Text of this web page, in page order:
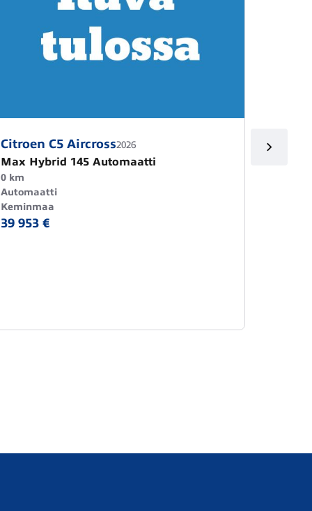
Citroen C5 Aircross2026
Max Hybrid 145 Automaatti
0 km
Automaatti
Keminmaa
39 953 €